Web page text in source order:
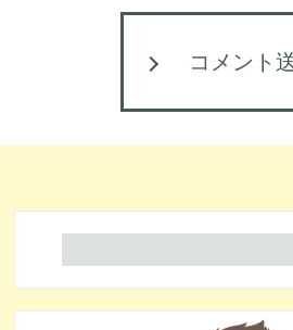
コメント